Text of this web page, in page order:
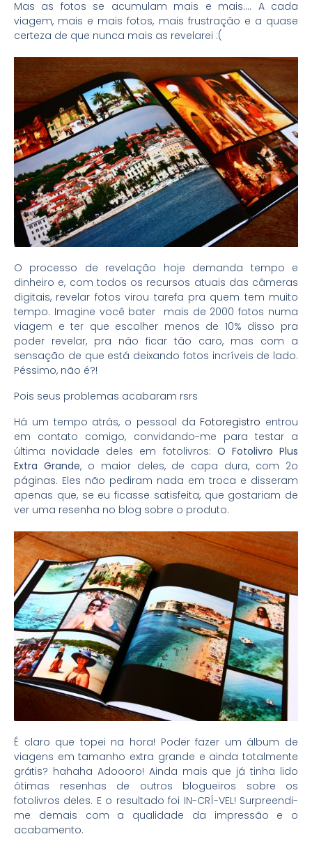
Mas as fotos se acumulam mais e mais…. A cada
viagem, mais e mais fotos, mais frustração e a quase
certeza de que nunca mais as revelarei :(
O processo de revelação hoje demanda tempo e
dinheiro e, com todos os recursos atuais das câmeras
digitais, revelar fotos virou tarefa pra quem tem muito
tempo. Imagine você bater mais de 2000 fotos numa
viagem e ter que escolher menos de 10% disso pra
poder revelar, pra não ficar tão caro, mas com a
sensação de que está deixando fotos incríveis de lado.
Péssimo, não é?!
Pois seus problemas acabaram rsrs
Há um tempo atrás, o pessoal da Fotoregistro entrou
em contato comigo, convidando-me para testar a
última novidade deles em fotolivros: O Fotolivro Plus
Extra Grande, o maior deles, de capa dura, com 2o
páginas. Eles não pediram nada em troca e disseram
apenas que, se eu ficasse satisfeita, que gostariam de
ver uma resenha no blog sobre o produto.
É claro que topei na hora! Poder fazer um álbum de
viagens em tamanho extra grande e ainda totalmente
grátis? hahaha Adoooro! Ainda mais que já tinha lido
ótimas resenhas de outros blogueiros sobre os
fotolivros deles. E o resultado foi IN-CRÍ-VEL! Surpreendi-
me demais com a qualidade da impressão e o
acabamento.